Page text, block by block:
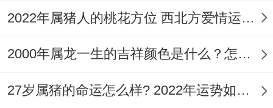
1、黑色
的幸运色，让属猪人能在事业上运势提高,属
猪人的情绪本来就好办既然工作的原因影响
2022年属猪人的桃花方位 西北方爱情运旺盛
2000年属龙一生的吉祥颜色是什么？怎么样去转运？
27岁属猪的命运怎么样? 2022年运势如何？